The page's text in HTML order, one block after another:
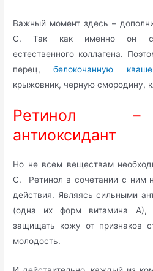
Важный момент здесь –
С. Так как именно он
естественного коллагена.
перец,белокочанную
крыжовник, черную смородину,
Ретинол
антиоксидант
Но не всем веществам
С. Ретинол в сочетании с ним
действия. Являясь сильными
(одна их форм витамина А),
защищать кожу от признаков
молодость.